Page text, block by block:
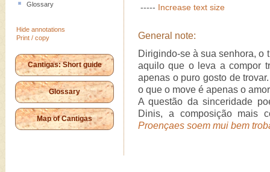
Glossary
Hide annotations
Print / copy
Cantigas: Short guide
Glossary
Map of Cantigas
----- Increase text size
General note:
Dirigindo-se à sua senhora, o
aquilo que o leva a compor
apenas o puro gosto de
o que o move é apenas o
A questão da sinceridade
Dinis, a composição mais
Proençaes soem mui bem